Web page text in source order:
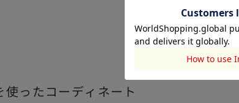
使ったコーディネート